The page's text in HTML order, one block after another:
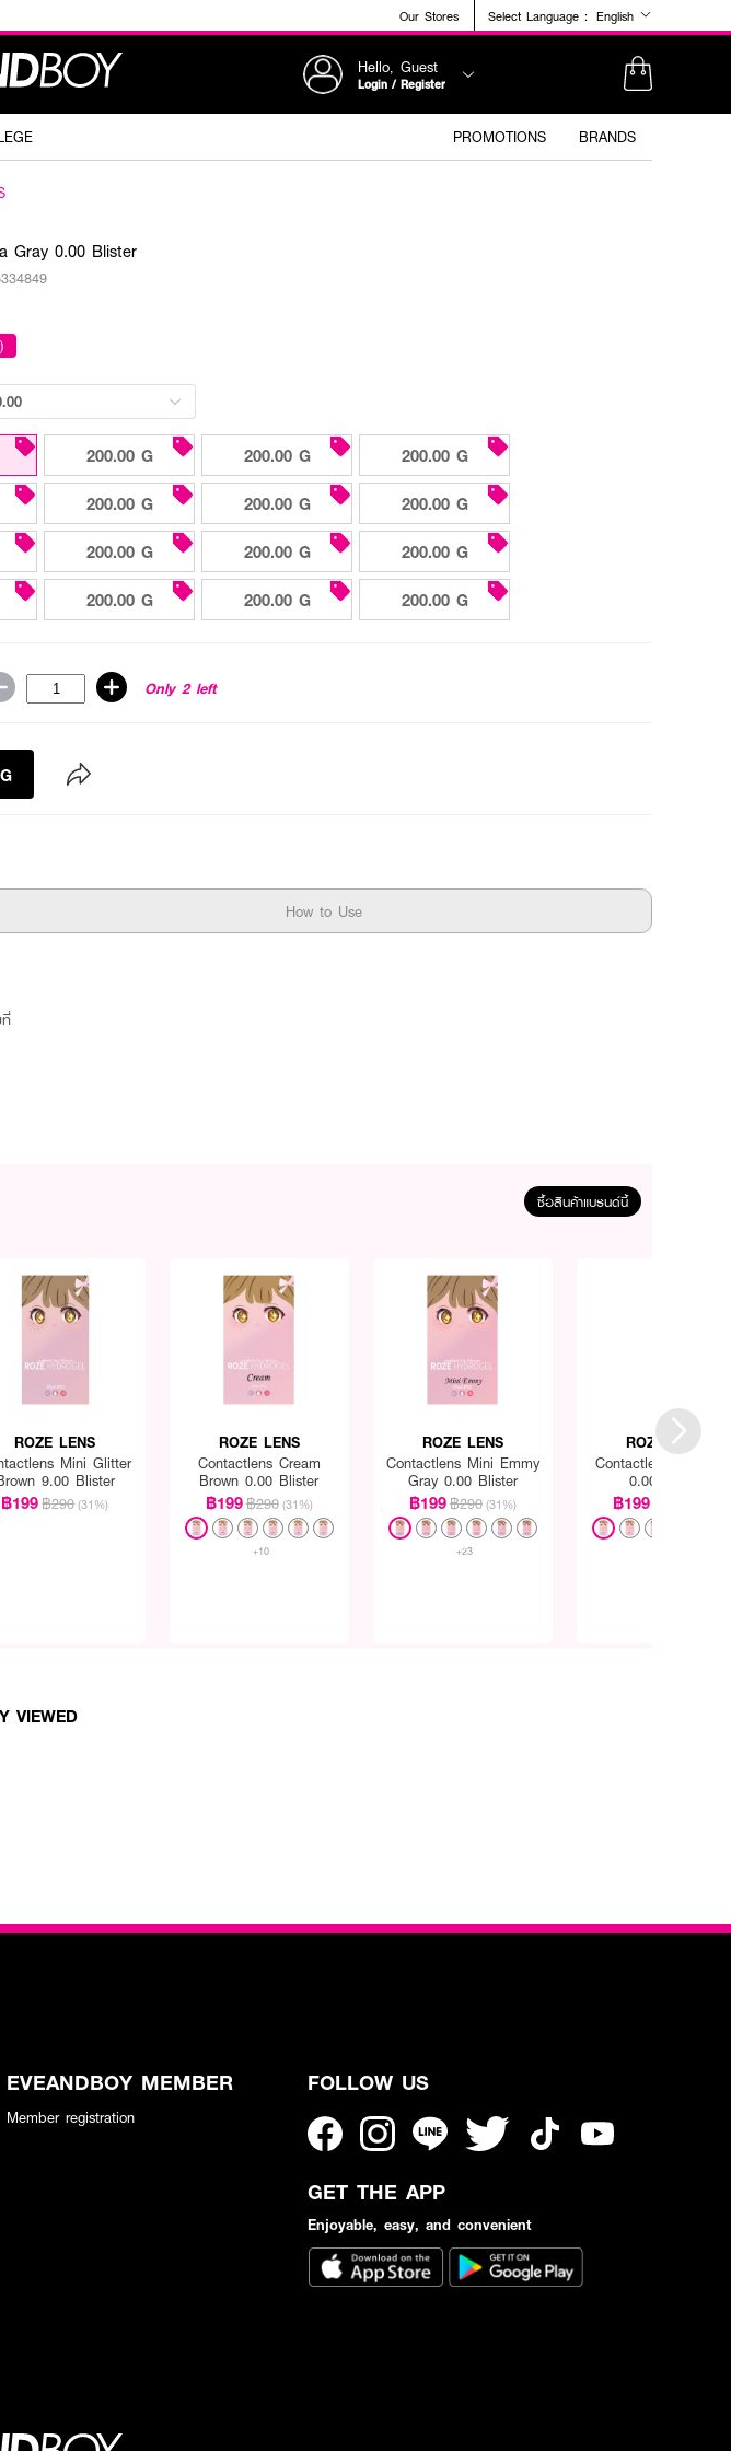
Our Stores Select Language : English
Hello, Guest
Login / Register
PROMOTIONS BRANDS
Gray 0.00 Blister
200.00 G 200.00 G 200.00 G
200.00 G 200.00 G 200.00 G
200.00 G 200.00 G 200.00 G
200.00 G 200.00 G 200.00 G
Only 2 left
How to Use
ซื้อสินค้าแบรนด์นี้
ROZE LENS
Mini Glitter
9.00 Blister
฿199฿290 (31%)
ROZE LENS
Contactlens Cream
Brown 0.00 Blister
฿199฿290 (31%)
+10
ROZE LENS
Contactlens Mini Emmy
Gray 0.00 Blister
฿199฿290 (31%)
+23
ROZE LENS
Contactlens Spy
0.00 Blister
฿199
VIEWED
EVEANDBOY MEMBER
Member registration
FOLLOW US
GET THE APP
Enjoyable, easy, and convenient